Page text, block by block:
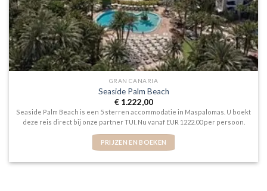
GRAN CANARIA
Seaside Palm Beach
€1.222,00
Seaside Palm Beach is een 5 sterren accommodatie in Maspalomas. U boekt
deze reis direct bij onze partner TUI. Nu vanaf EUR 1222.00 per persoon.
PRIJZEN EN BOEKEN